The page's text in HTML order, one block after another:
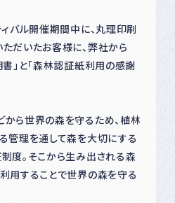
ィバル開催期間中に、丸理印刷
だいたお客様に、弊社から
書」と「森林認証紙利用の感謝
ら世界の森を守るため、植林
管理を通して森を大切にする
度。そこから生み出される森
用することで世界の森を守る